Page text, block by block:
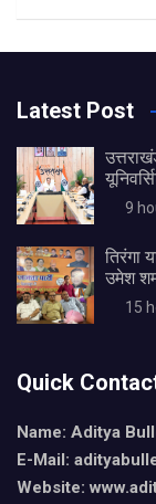
Latest Post
9
तिरंगा
उमेश
15
Quick
Name: Aditya
E-Mail:
Website: